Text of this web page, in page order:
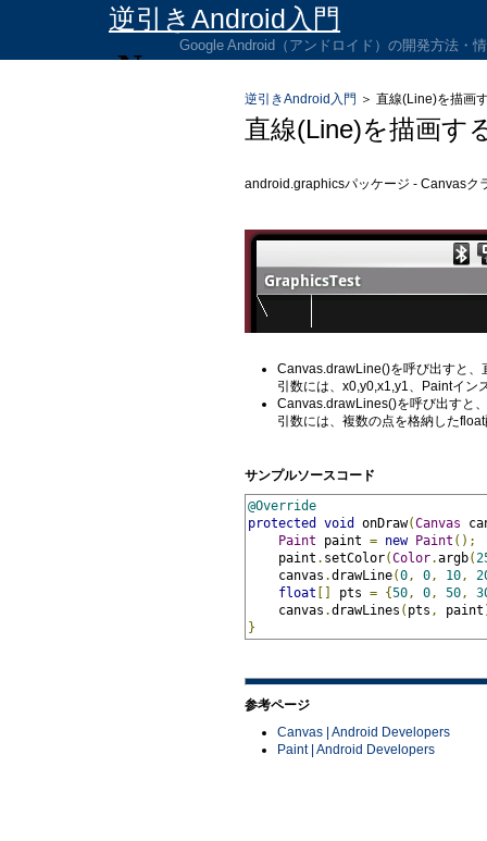
逆引きAndroid入門
Google Android（アンドロイド）の開発方法・
逆引きAndroid入門 ＞ 直線(Line)を描画
直線(Line)を描画す
android.graphicsパッケージ - Canvasク
Canvas.drawLine()を呼び出すと、
引数には、x0,y0,x1,y1、Paintイン
Canvas.drawLines()を呼び出すと
引数には、複数の点を格納した
サンプルソースコード
@Override
protected
void onDraw(Canvas
Paint paint = new Paint ();
paint . setColor(Color.argb(
canvas .drawLine(0 , 0 , 10 ,
float [] pts = {50 , 0 , 50 ,
canvas .drawLines ( pts , paint
}
参考ページ
Canvas | Android Developers
Paint | Android Developers